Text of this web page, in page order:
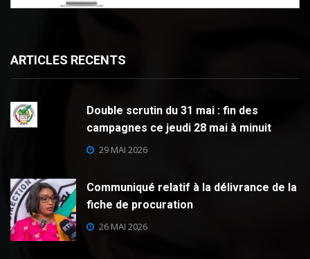
ARTICLES RECENTS
Double scrutin du 31 mai : fin des
campagnes ce jeudi 28 mai à minuit
29 MAI 2026
Communiqué relatif à la délivrance de la
fiche de procuration
26 MAI 2026